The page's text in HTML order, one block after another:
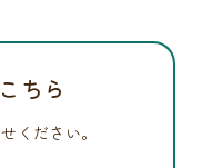
ちら
ください。